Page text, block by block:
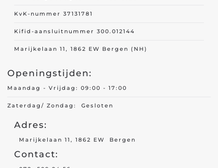
Bouw
Horeca
KvK-nummer 37131781
Kifid-aansluitnummer 300.012144
Marijkelaan 11, 1862 EW Bergen (NH)
Openingstijden:
Maandag - Vrijdag: 09:00 - 17:00
Zaterdag/ Zondag: Gesloten
Adres:
Marijkelaan 11, 1862 EW Bergen
Contact: